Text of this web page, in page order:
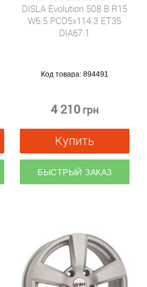
DISLA Evolution 508 B R15
W6.5 PCD5x114.3 ET35
DIA67.1
Код товара: 894491
4 210 грн
Купить
БЫСТРЫЙ ЗАКАЗ